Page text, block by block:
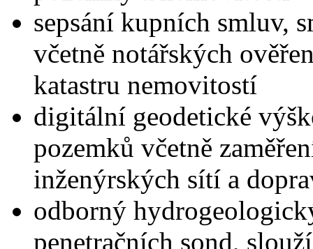
sepsání kupních smluv,
včetně notářských
katastru nemovitostí
digitální geodetické
pozemků včetně
inženýrských sítí a
odborný
penetračních sond,